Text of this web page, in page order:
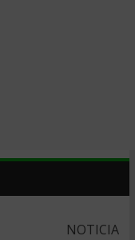
NOTICIA